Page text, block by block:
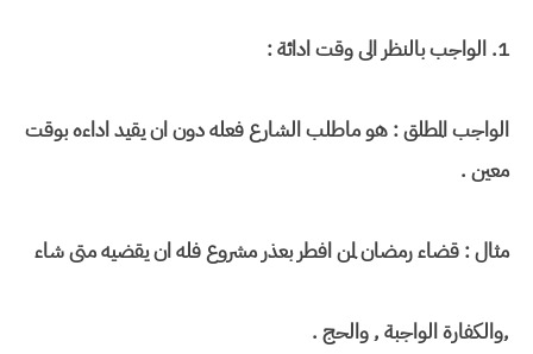
1. الواجب بالنظر الى وقت ادائة :
الواجب المطلق : هو ماطلب الشارع فعله دون ان يقيد اداءه بوقت
معين .
مثال : قضاء رمضان لمن افطر بعذر مشروع فله ان يقضيه متى شاء
,والكفارة الواجبة , والحج .